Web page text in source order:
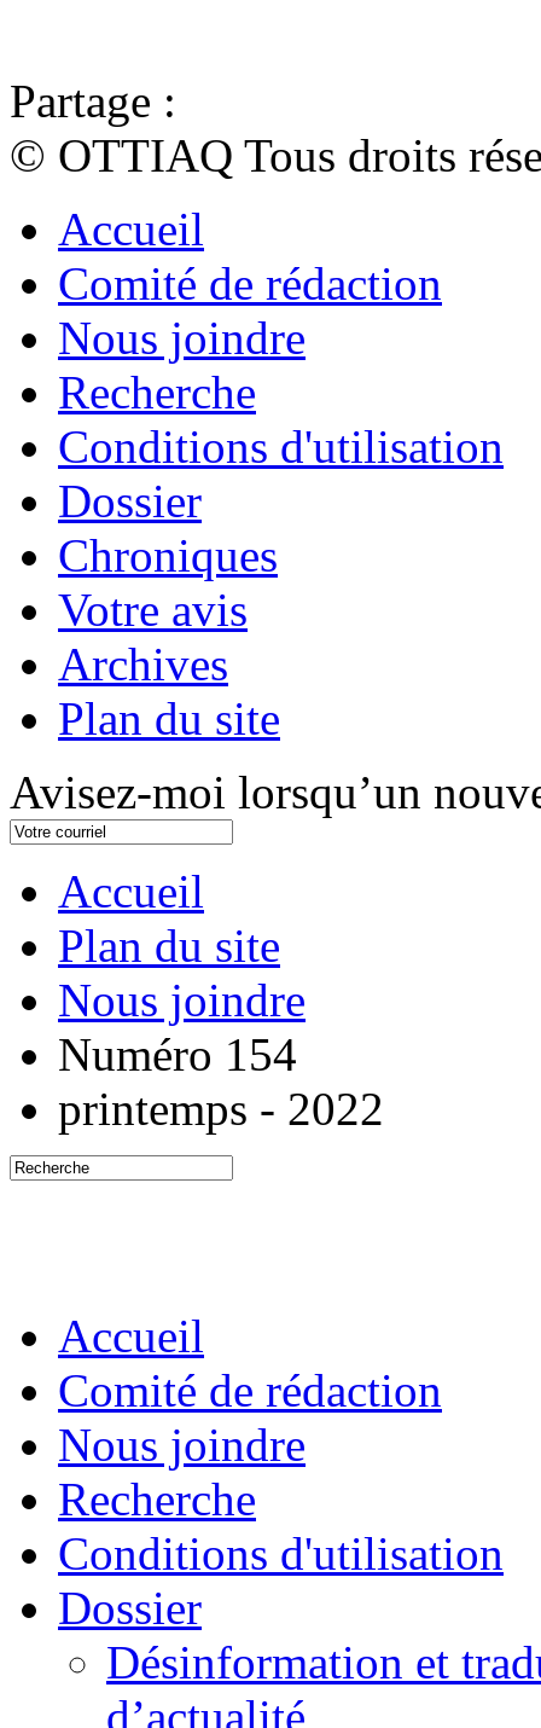
Partage :
© OTTIAQ Tous droits
Accueil
Comité de rédaction
Nous joindre
Recherche
Conditions d'utilisation
Dossier
Chroniques
Votre avis
Archives
Plan du site
Avisez-moi lorsqu’un
Accueil
Plan du site
Nous joindre
Numéro 154
printemps - 2022
Accueil
Comité de rédaction
Nous joindre
Recherche
Conditions d'utilisation
Dossier
Désinformation et
d’actualité